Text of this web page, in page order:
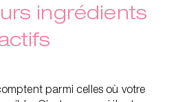
ingrédients
parmi celles où votre